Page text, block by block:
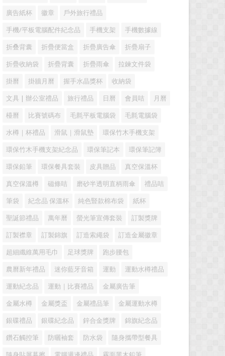
廣告紙杯 徽章 戶外旅行禮品
手機/平板電腦配件紀念品 手機支架 手機數據線
折叠背囊 折疊便當盒 折疊廣告傘 折疊扇子
折疊收納袋 折疊背囊 折疊雨傘 拉鍊文件袋
掛曆 掛牆月曆 握手水晶獎杯 收納袋
文具 | 辦公室禮品 旅行禮品 日曆 會員咭 月曆
檯曆 比賽號碼布 毛氈平板電腦袋 毛氈電腦袋
水樽｜杯禮品 滑鼠｜滑鼠墊 環保竹木手機支架
環保竹木手機支架紀念品 環保筆記本 環保筆記簿
環保鉛筆 環保餐具套裝 皮具贈品 真空保溫杯
真空保溫樽 磁條咭 磨砂半透明直柄雨傘 禮品咭
筆袋 紀念品 保溫杯 純色豎款棉布袋 紙杯
聖誕節禮品 萬年曆 螢光筆宣傳套裝 訂製獎牌
訂製襟章 訂製錦旗 訂造索繩袋 訂造金屬徽章
超細纖維萬用毛巾 足球獎牌 跑步腰包
農曆新年禮品 迷你藍牙音箱 運動 運動水樽禮品
運動紀念品 運動｜比賽禮品 金屬廣告筆
金屬水樽 金屬獎盃 金屬禮品筆 金屬運動水樽
銀碟禮品 銀碟紀念品 鋅合金獎牌 錦旗紀念品
鑽石觸控筆 防曬袖套 防水袋 隨身攜帶型餐具